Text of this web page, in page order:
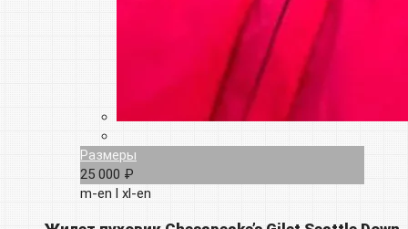
Размеры
25 000 ₽
m-en l xl-en